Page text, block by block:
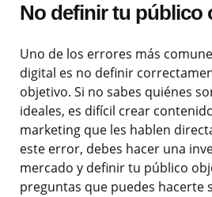
No definir tu público
Uno de los errores más
digital es no definir
objetivo. Si no sabes quiénes
ideales, es difícil crear
marketing que les hablen
este error, debes hacer una
mercado y definir tu público
preguntas que puedes hacerte